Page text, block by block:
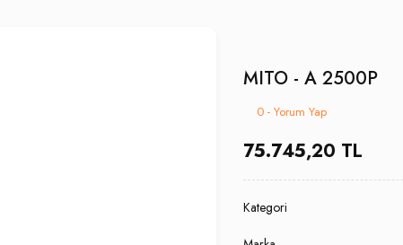
MITO - A 2500P
0 - Yorum Yap
75.745,20 TL
Kategori